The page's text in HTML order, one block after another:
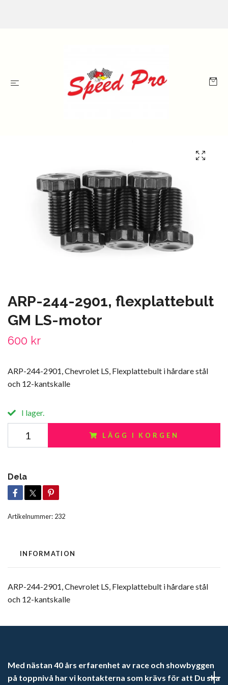
ARP-244-2901, flexplattebult
GM LS-motor
600 kr
ARP-244-2901, Chevrolet LS, Flexplattebult i hårdare stål
och 12-kantskalle
I lager.
LÄGG I KORGEN
Dela
Artikelnummer: 232
INFORMATION
ARP-244-2901, Chevrolet LS, Flexplattebult i hårdare stål
och 12-kantskalle
Med nästan 40 års erfarenhet av race och showbyggen
på toppnivå har vi kontakterna som krävs för att Du ska